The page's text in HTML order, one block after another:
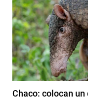
Chaco: colocan